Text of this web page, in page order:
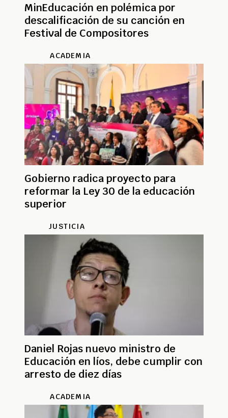
MinEducación en polémica por
descalificación de su canción en
Festival de Compositores
ACADEMIA
Gobierno radica proyecto para
reformar la Ley 30 de la educación
superior
JUSTICIA
Daniel Rojas nuevo ministro de
Educación en líos, debe cumplir con
arresto de diez días
ACADEMIA